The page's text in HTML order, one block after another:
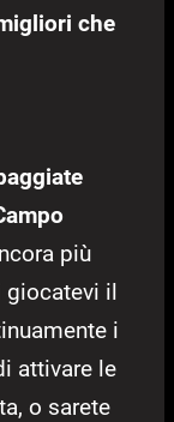
che
più
giocatevi il
i
attivare le
o sarete